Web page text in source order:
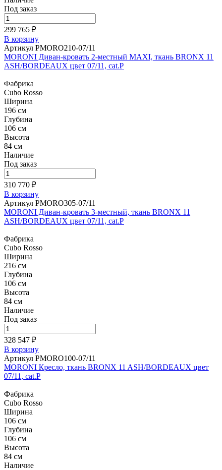
Под заказ
299 765 ₽
В корзину
Артикул PMORO210-07/11
MORONI Диван-кровать 2-местный MAXI, ткань BRONX 11
ASH/BORDEAUX цвет 07/11, cat.P
Фабрика
Cubo Rosso
Ширина
196 см
Глубина
106 см
Высота
84 см
Наличие
Под заказ
310 770 ₽
В корзину
Артикул PMORO305-07/11
MORONI Диван-кровать 3-местный, ткань BRONX 11
ASH/BORDEAUX цвет 07/11, cat.P
Фабрика
Cubo Rosso
Ширина
216 см
Глубина
106 см
Высота
84 см
Наличие
Под заказ
328 547 ₽
В корзину
Артикул PMORO100-07/11
MORONI Кресло, ткань BRONX 11 ASH/BORDEAUX цвет
07/11, cat.P
Фабрика
Cubo Rosso
Ширина
106 см
Глубина
106 см
Высота
84 см
Наличие